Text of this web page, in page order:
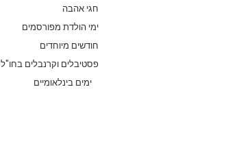
חגי אהבה
ימי הולדת מפורסמים
חודשים מיוחדים
פסטיבלים וקרנבלים בחו"ל
ימים בינלאומיים